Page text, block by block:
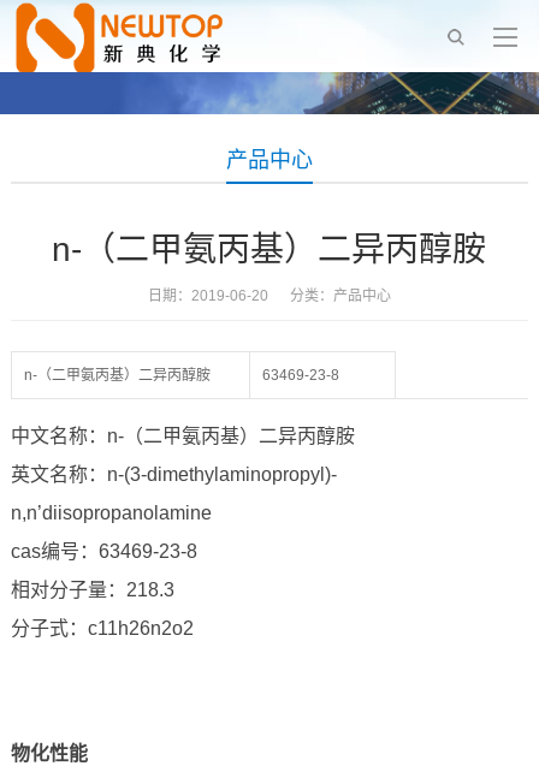
产品中心
n-（二甲氨丙基）二异丙醇胺
日期：2019-06-20 分类： 产品中心
n-（二甲氨丙基）二异丙醇胺 63469-23-8
中文名称：n-（二甲氨丙基）二异丙醇胺
英文名称：n-(3-dimethylaminopropyl)-
n,n’diisopropanolamine
cas编号：63469-23-8
相对分子量：218.3
分子式：c11h26n2o2
物化性能